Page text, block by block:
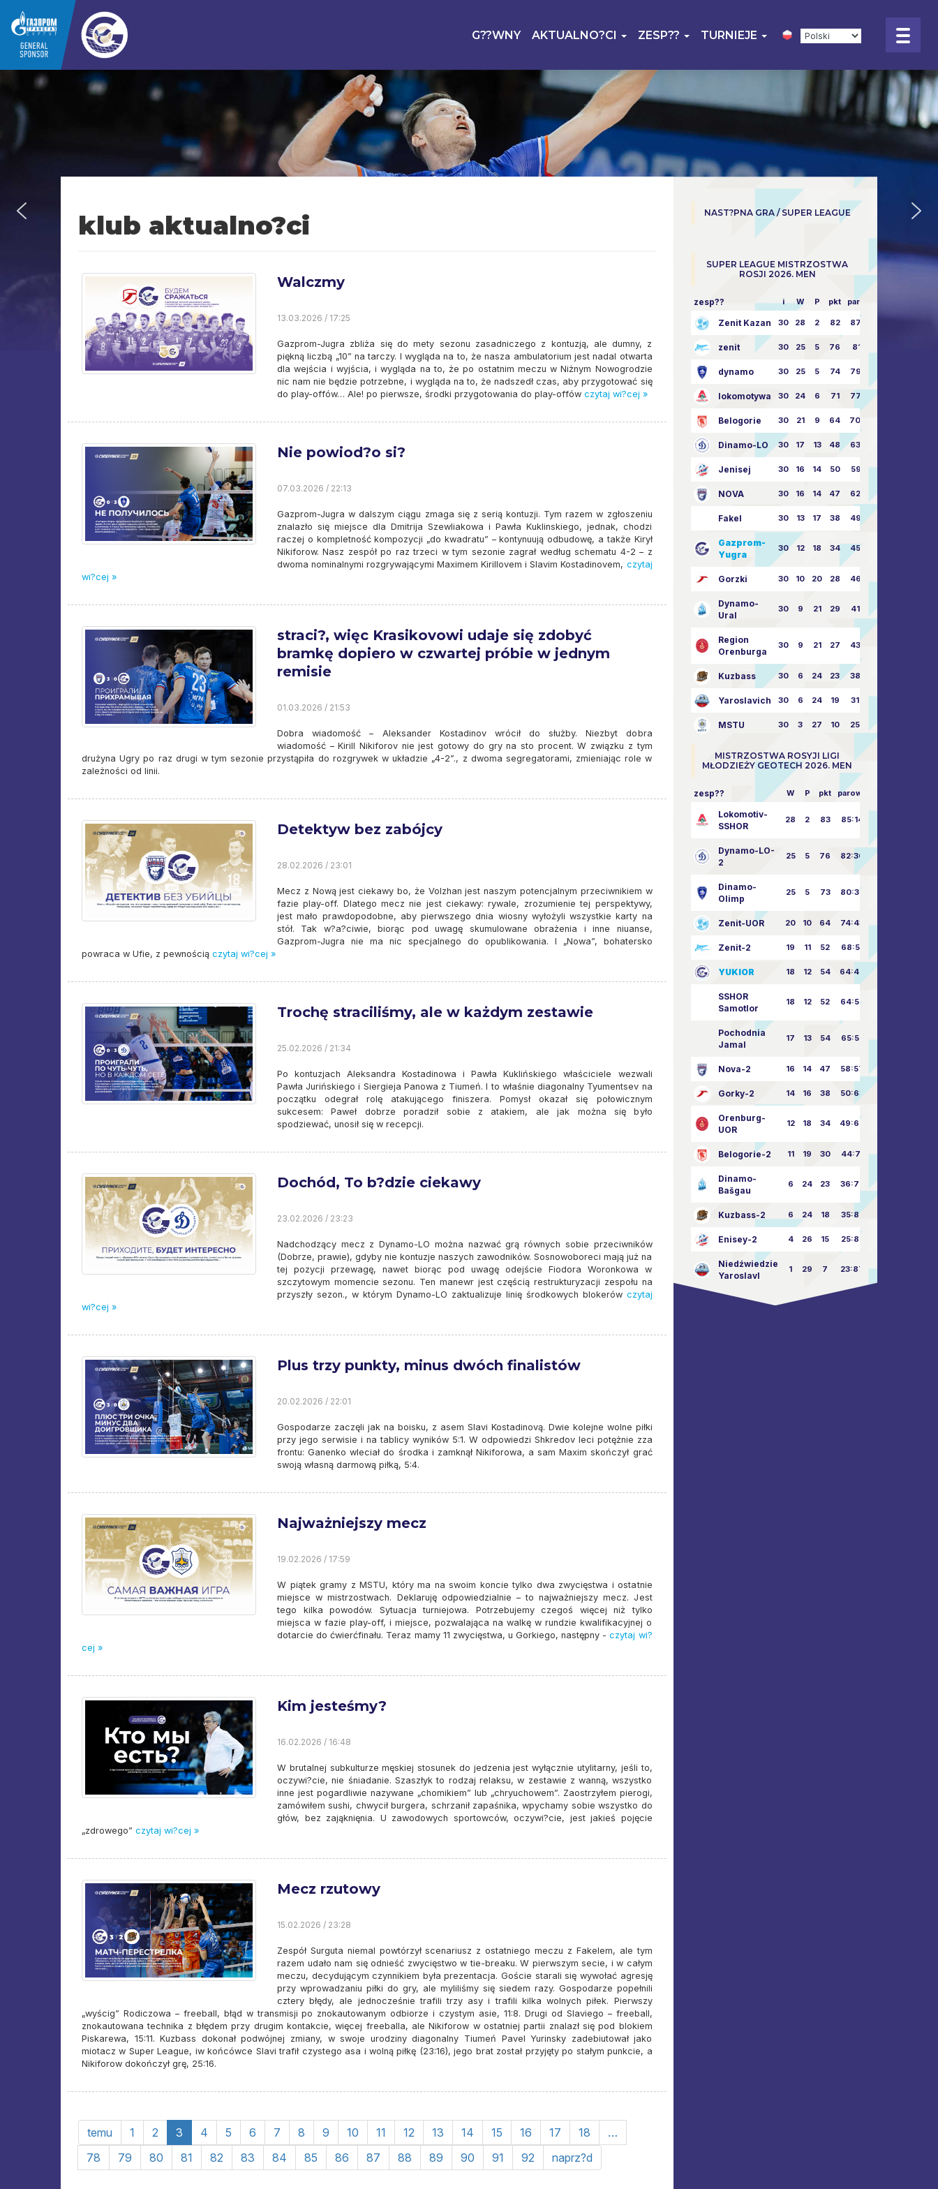
G??WNY AKTUALNO?CI ZESP?? TURNIEJE
klub aktualno?ci
Walczmy
13.03.2026 / 17:25
Gazprom-Jugra zbliża się do mety sezonu zasadniczego z kontuzją, ale dumny, z
piękną liczbą „10” na tarczy. I wygląda na to, że nasza ambulatorium jest nadal otwarta
dla wejścia i wyjścia, i wygląda na to, że po ostatnim meczu w Niżnym Nowogrodzie
nic nam nie będzie potrzebne, i wygląda na to, że nadszedł czas, aby przygotować się
do play-offów… Ale! po pierwsze, środki przygotowania do play-offów czytaj wi?cej »
Nie powiod?o si?
07.03.2026 / 22:13
Gazprom-Jugra w dalszym ciągu zmaga się z serią kontuzji. Tym razem w zgłoszeniu
znalazło się miejsce dla Dmitrija Szewliakowa i Pawła Kuklinskiego, jednak, chodzi
raczej o kompletność kompozycji „do kwadratu” – kontynuują odbudowę, a także Kirył
Nikiforow. Nasz zespół po raz trzeci w tym sezonie zagrał według schematu 4-2 – z
dwoma nominalnymi rozgrywającymi Maximem Kirillovem i Slavim Kostadinovem, czytaj
wi?cej »
straci?, więc Krasikovowi udaje się zdobyć
bramkę dopiero w czwartej próbie w jednym
remisie
01.03.2026 / 21:53
Dobra wiadomość – Aleksander Kostadinov wrócił do służby. Niezbyt dobra
wiadomość – Kirill Nikiforov nie jest gotowy do gry na sto procent. W związku z tym
drużyna Ugry po raz drugi w tym sezonie przystąpiła do rozgrywek w układzie „4-2”., z dwoma segregatorami, zmieniając role w
zależności od linii.
Detektyw bez zabójcy
28.02.2026 / 23:01
Mecz z Nową jest ciekawy bo, że Volzhan jest naszym potencjalnym przeciwnikiem w
fazie play-off. Dlatego mecz nie jest ciekawy: rywale, zrozumienie tej perspektywy,
jest mało prawdopodobne, aby pierwszego dnia wiosny wyłożyli wszystkie karty na
stół. Tak w?a?ciwie, biorąc pod uwagę skumulowane obrażenia i inne niuanse,
Gazprom-Jugra nie ma nic specjalnego do opublikowania. I „Nowa”, bohatersko
powraca w Ufie, z pewnością czytaj wi?cej »
Trochę straciliśmy, ale w każdym zestawie
25.02.2026 / 21:34
Po kontuzjach Aleksandra Kostadinowa i Pawła Kuklińskiego właściciele wezwali
Pawła Jurińskiego i Siergieja Panowa z Tiumeń. I to właśnie diagonalny Tyumentsev na
początku odegrał rolę atakującego finiszera. Pomysł okazał się połowicznym
sukcesem: Paweł dobrze poradził sobie z atakiem, ale jak można się było
spodziewać, unosił się w recepcji.
Dochód, To b?dzie ciekawy
23.02.2026 / 23:23
Nadchodzący mecz z Dynamo-LO można nazwać grą równych sobie przeciwników
(Dobrze, prawie), gdyby nie kontuzje naszych zawodników. Sosnowoboreci mają już na
tej pozycji przewagę, nawet biorąc pod uwagę odejście Fiodora Woronkowa w
szczytowym momencie sezonu. Ten manewr jest częścią restrukturyzacji zespołu na
przyszły sezon., w którym Dynamo-LO zaktualizuje linię środkowych blokerówczytaj
wi?cej »
Plus trzy punkty, minus dwóch finalistów
20.02.2026 / 22:01
Gospodarze zaczęli jak na boisku, z asem Slavi Kostadinovą. Dwie kolejne wolne piłki
przy jego serwisie i na tablicy wyników 5:1. W odpowiedzi Shkredov leci potężnie zza
frontu: Ganenko wleciał do środka i zamknął Nikiforowa, a sam Maxim skończył grać
swoją własną darmową piłką, 5:4.
Najważniejszy mecz
19.02.2026 / 17:59
W piątek gramy z MSTU, który ma na swoim koncie tylko dwa zwycięstwa i ostatnie
miejsce w mistrzostwach. Deklaruję odpowiedzialnie – to najważniejszy mecz. Jest
tego kilka powodów. Sytuacja turniejowa. Potrzebujemy czegoś więcej niż tylko
miejsca w fazie play-off, i miejsce, pozwalająca na walkę w rundzie kwalifikacyjnej o
dotarcie do ćwierćfinału. Teraz mamy 11 zwycięstwa, u Gorkiego, następny - czytaj wi?
cej »
Kim jesteśmy?
16.02.2026 / 16:48
W brutalnej subkulturze męskiej stosunek do jedzenia jest wyłącznie utylitarny, jeśli to,
oczywi?cie, nie śniadanie. Szaszłyk to rodzaj relaksu, w zestawie z wanną, wszystko
inne jest pogardliwie nazywane „chomikiem” lub „chryuchowem”. Zaostrzyłem pierogi,
zamówiłem sushi, chwycił burgera, schrzanił zapaśnika, wpychamy sobie wszystko do
głów, bez zająknięnia. U zawodowych sportowców, oczywi?cie, jest jakieś pojęcie
„zdrowego” czytaj wi?cej »
Mecz rzutowy
15.02.2026 / 23:28
Zespół Surguta niemal powtórzył scenariusz z ostatniego meczu z Fakelem, ale tym
razem udało nam się odnieść zwycięstwo w tie-breaku. W pierwszym secie, i w całym
meczu, decydującym czynnikiem była prezentacja. Goście starali się wywołać agresję
przy wprowadzaniu piłki do gry, ale myliliśmy się siedem razy. Gospodarze popełnili
cztery błędy, ale jednocześnie trafili trzy asy i trafili kilka wolnych piłek. Pierwszy
„wyścig” Rodiczowa – freeball, błąd w transmisji po znokautowanym odbiorze i czystym asie, 11:8. Drugi od Slaviego – freeball,
znokautowana technika z błędem przy drugim kontakcie, więcej freeballa, ale Nikiforow w ostatniej partii znalazł się pod blokiem
Piskarewa, 15:11. Kuzbass dokonał podwójnej zmiany, w swoje urodziny diagonalny Tiumeń Pavel Yurinsky zadebiutował jako
miotacz w Super League, iw końcówce Slavi trafił czystego asa i wolną piłkę (23:16), jego brat został przyjęty po stałym punkcie, a
Nikiforow dokończył grę, 25:16.
temu 1 2 3 4 5 6 7 8 9 10 11 12 13 14 15 16 17 18
…
78
79 80 81 82 83 84 85 86 87 88 89 90 91 92 naprz?d
NAST?PNA GRA / SUPER LEAGUE
SUPER LEAGUE MISTRZOSTWA
ROSJI 2026. MEN
zesp?? i W P pkt parowy
Zenit Kazan 30 28 2 82 87:24
zenit 30 25 5 76 81:21
dynamo 30 25 5 74 79:26
lokomotywa 30 24 6 71 77:33
Belogorie 30 21 9 64 70:40
Dinamo-LO 30 17 13 48 63:57
Jenisej 30 16 14 50 59:53
NOVA 30 16 14 47 62:58
Fakel 30 13 17 38 49:62
Gazprom-
Yugra
30 12 18 34 45:63
Gorzki 30 10 20 28 46:73
Dynamo-
Ural
30 9 21 29 41:70
Region
Orenburga
30 9 21 27 43:73
Kuzbass 30 6 24 23 38:76
Yaroslavich 30 6 24 19 31:80
MSTU 30 3 27 10 25:87
MISTRZOSTWA ROSYJI LIGI
MŁODZIEŻY GEOTECH 2026. MEN
zesp?? W P pkt parowy
Lokomotiv-
SSHOR
28 2 83 85:14
Dynamo-LO-
2
25 5 76 82:30
Dinamo-
Olimp
25 5 73 80:32
Zenit-UOR 20 10 64 74:43
Zenit-2 19 11 52 68:51
YUKIOR 18 12 54 64:46
SSHOR
Samotlor
18 12 52 64:50
Pochodnia
Jamal
17 13 54 65:52
Nova-2 16 14 47 58:57
Gorky-2 14 16 38 50:63
Orenburg-
UOR
12 18 34 49:67
Belogorie-2 11 19 30 44:71
Dinamo-
Bašgau
6 24 23 36:75
Kuzbass-2 6 24 18 35:82
Enisey-2 4 26 15 25:82
Niedźwiedzie
Yaroslavl
1 29 7 23:87